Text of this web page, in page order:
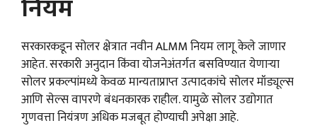
नियम
सरकारकडून सोलर क्षेत्रात नवीन ALMM नियम लागू केले जाणार
आहेत. सरकारी अनुदान किंवा योजनेअंतर्गत बसविण्यात येणाऱ्या
सोलर प्रकल्पांमध्ये केवळ मान्यताप्राप्त उत्पादकांचे सोलर मॉड्यूल्स
आणि सेल्स वापरणे बंधनकारक राहील. यामुळे सोलर उद्योगात
गुणवत्ता नियंत्रण अधिक मजबूत होण्याची अपेक्षा आहे.